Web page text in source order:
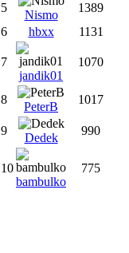
5
Nismo
1389
6
hbxx 1131
7
jandik01
1070
8
PeterB
1017
9
Dedek
990
10
bambulko
775